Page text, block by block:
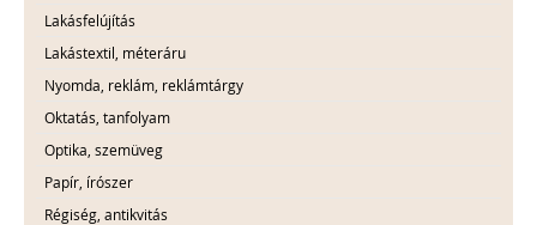
Lakásfelújítás
Lakástextil, méteráru
Nyomda, reklám, reklámtárgy
Oktatás, tanfolyam
Optika, szemüveg
Papír, írószer
Régiség, antikvitás